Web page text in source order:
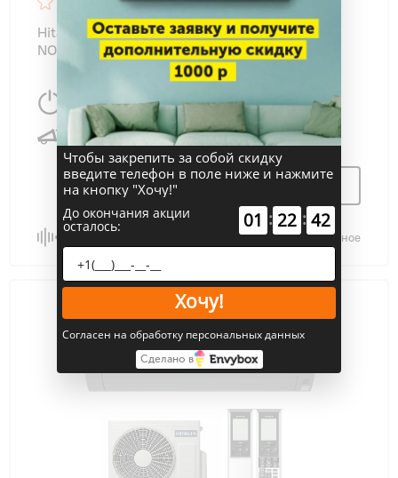
Hitachi RAK-25RXE/RAC-25WXEN AKEBONO
NORDIC
2500 Вт 25 м
20 дБ
В избранное
Чтобы закрепить за собой скидку
введите телефон в поле ниже и нажмите
на кнопку "Хочу!"
До окончания акции
осталось: 01 : 22 : 42
Хочу!
Согласен на обработку персональных данных
Сделано в